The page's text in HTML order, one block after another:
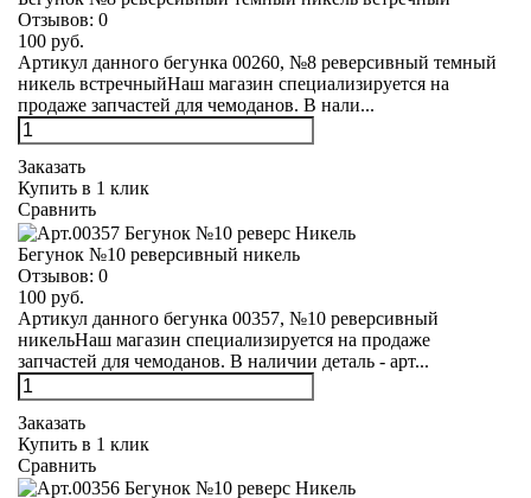
Отзывов: 0
100 руб.
Артикул данного бегунка 00260, №8 реверсивный темный
никель встречныйНаш магазин специализируется на
продаже запчастей для чемоданов. В нали...
Заказать
Купить в 1 клик
Сравнить
Бегунок №10 реверсивный никель
Отзывов: 0
100 руб.
Артикул данного бегунка 00357, №10 реверсивный
никельНаш магазин специализируется на продаже
запчастей для чемоданов. В наличии деталь - арт...
Заказать
Купить в 1 клик
Сравнить